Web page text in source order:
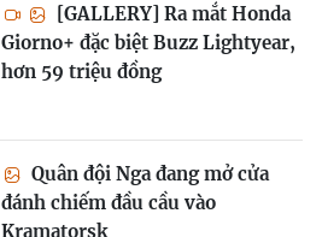
[GALLERY] Ra mắt Honda
Giorno+ đặc biệt Buzz Lightyear,
hơn 59 triệu đồng
Quân đội Nga đang mở cửa
đánh chiếm đầu cầu vào
Kramatorsk